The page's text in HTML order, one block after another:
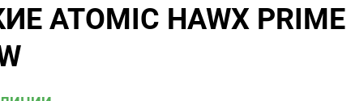
ATOMIC HAWX PRIME